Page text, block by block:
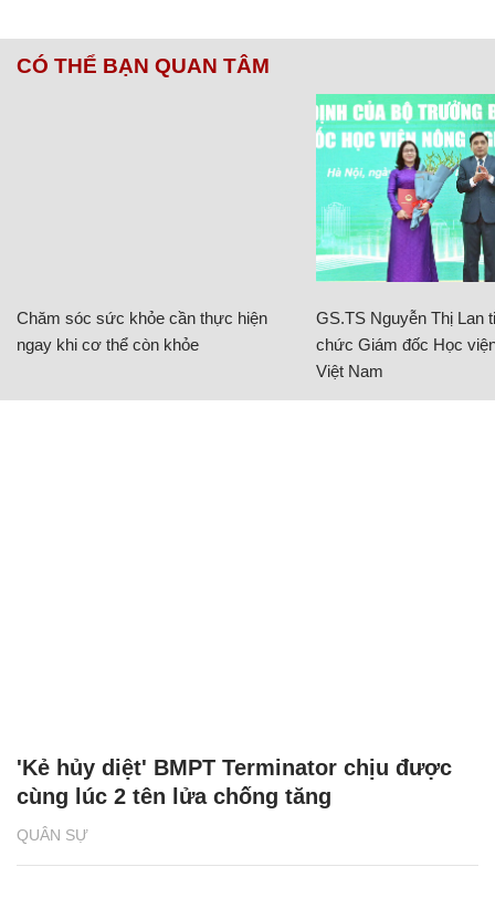
CÓ THỂ BẠN QUAN TÂM
Chăm sóc sức khỏe cần thực hiện
ngay khi cơ thể còn khỏe
GS.TS Nguyễn Thị Lan
chức Giám đốc Học
Việt Nam
QUÂN SỰ
'Kẻ hủy diệt' BMPT Terminator chịu được
cùng lúc 2 tên lửa chống tăng